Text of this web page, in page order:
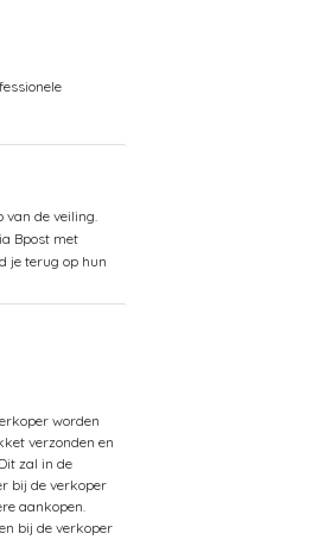
de veiling.
Bpost met
je terug op hun
worden
verzonden en
zal in de
bij de verkoper
aankopen.
bij de verkoper